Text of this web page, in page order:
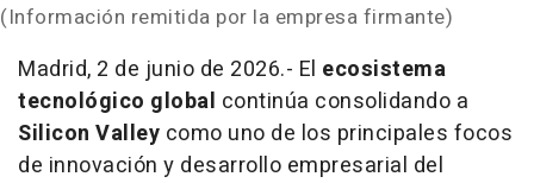
(Información remitida por la empresa firmante)
Madrid, 2 de junio de 2026.- El ecosistema
tecnológico global continúa consolidando a
Silicon Valley como uno de los principales focos
de innovación y desarrollo empresarial del